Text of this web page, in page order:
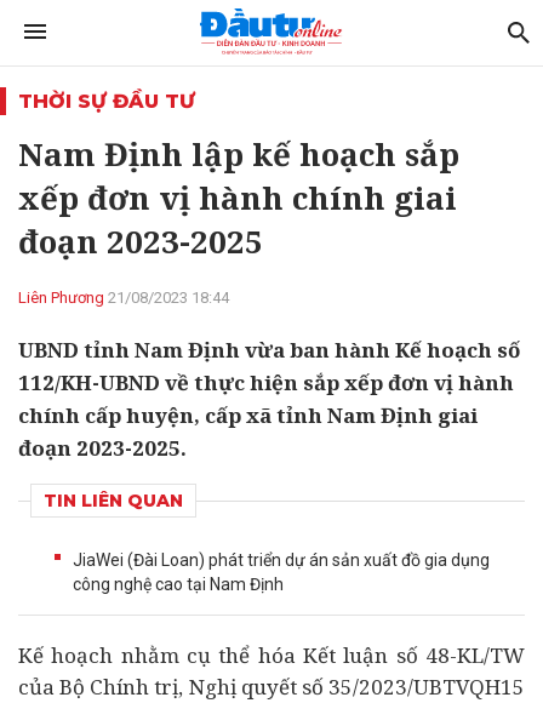
THỜI SỰ ĐẦU TƯ
Nam Định lập kế hoạch sắp
xếp đơn vị hành chính giai
đoạn 2023-2025
Liên Phương 21/08/2023 18:44
UBND tỉnh Nam Định vừa ban hành Kế hoạch số
112/KH-UBND về thực hiện sắp xếp đơn vị hành
chính cấp huyện, cấp xã tỉnh Nam Định giai
đoạn 2023-2025.
TIN LIÊN QUAN
JiaWei (Đài Loan) phát triển dự án sản xuất đồ gia dụng
công nghệ cao tại Nam Định
Kế hoạch nhằm cụ thể hóa Kết luận số 48-KL/TW
của Bộ Chính trị, Nghị quyết số 35/2023/UBTVQH15